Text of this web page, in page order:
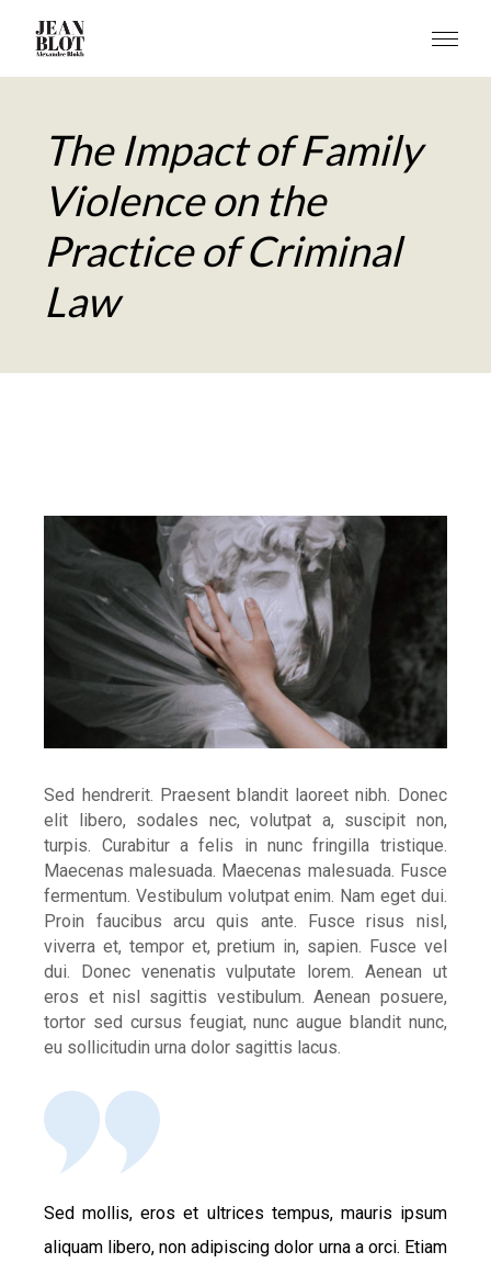
The Impact of Family
Violence on the
Practice of Criminal
Law
Sed hendrerit. Praesent blandit laoreet nibh. Donec
elit libero, sodales nec, volutpat a, suscipit non,
turpis. Curabitur a felis in nunc fringilla tristique.
Maecenas malesuada. Maecenas malesuada. Fusce
fermentum. Vestibulum volutpat enim. Nam eget dui.
Proin faucibus arcu quis ante. Fusce risus nisl,
viverra et, tempor et, pretium in, sapien. Fusce vel
dui. Donec venenatis vulputate lorem. Aenean ut
eros et nisl sagittis vestibulum. Aenean posuere,
tortor sed cursus feugiat, nunc augue blandit nunc,
eu sollicitudin urna dolor sagittis lacus.
Sed mollis, eros et ultrices tempus, mauris ipsum
aliquam libero, non adipiscing dolor urna a orci. Etiam